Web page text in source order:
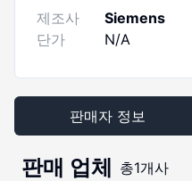
제조사
Siemens
단가
N/A
판매자 정보
판매 업체 총1개사